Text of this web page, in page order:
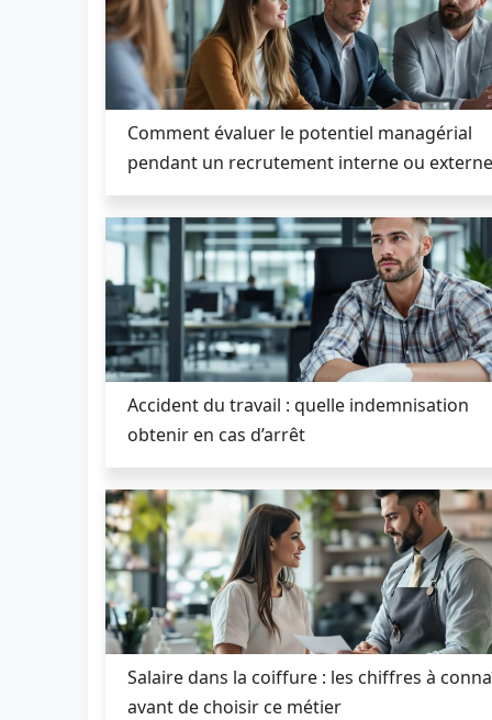
Comment évaluer le potentiel managérial
pendant un recrutement interne ou
Accident du travail : quelle indemnisation
obtenir en cas d’arrêt
Salaire dans la coiffure : les chiffres à
avant de choisir ce métier